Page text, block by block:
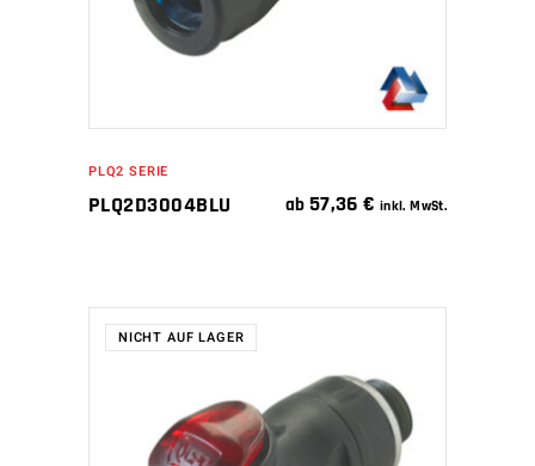
PLQ2 SERIE
PLQ2D3004BLU ab 57,36€ inkl. MwSt.
NICHT AUF LAGER